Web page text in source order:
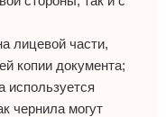
лицевой части,
копии документа;
используется
чернила могут